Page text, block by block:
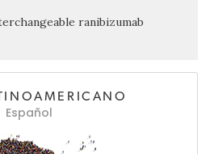
ranibizumab
Español